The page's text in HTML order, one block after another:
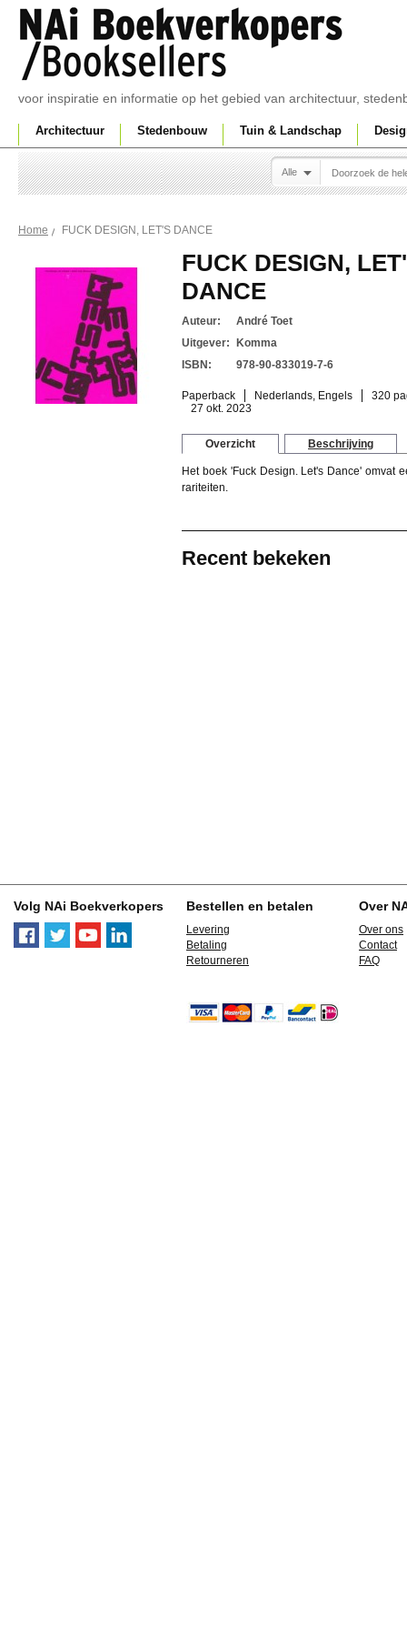
voor inspiratie en informatie op het gebied van architectuur,
Architectuur Stedenbouw Tuin & Landschap
Alle
Home FUCK DESIGN, LET'S DANCE
FUCK DESIGN,
DANCE
Auteur:
André Toet
Uitgever:
Komma
ISBN:
978-90-833019-7-6
Paperback Nederlands, Engels
320
27 okt. 2023
Overzicht Beschrijving
Het boek 'Fuck Design. Let's Dance' omvat
rariteiten.
Recent bekeken
Volg NAi Boekverkopers Bestellen en betalen
Levering
Betaling
Retourneren
Over
Over ons
Contact
FAQ